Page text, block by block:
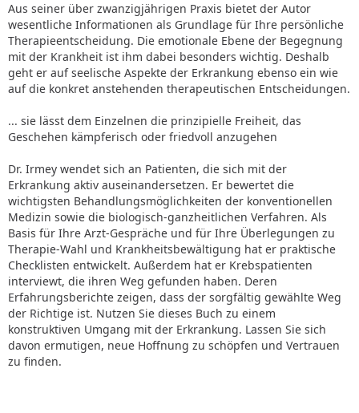
Aus seiner über zwanzigjährigen Praxis bietet der Autor
wesentliche Informationen als Grundlage für Ihre persönliche
Therapieentscheidung. Die emotionale Ebene der Begegnung
mit der Krankheit ist ihm dabei besonders wichtig. Deshalb
geht er auf seelische Aspekte der Erkrankung ebenso ein wie
auf die konkret anstehenden therapeutischen Entscheidungen.
... sie lässt dem Einzelnen die prinzipielle Freiheit, das
Geschehen kämpferisch oder friedvoll anzugehen
Dr. Irmey wendet sich an Patienten, die sich mit der
Erkrankung aktiv auseinandersetzen. Er bewertet die
wichtigsten Behandlungsmöglichkeiten der konventionellen
Medizin sowie die biologisch-ganzheitlichen Verfahren. Als
Basis für Ihre Arzt-Gespräche und für Ihre Überlegungen zu
Therapie-Wahl und Krankheitsbewältigung hat er praktische
Checklisten entwickelt. Außerdem hat er Krebspatienten
interviewt, die ihren Weg gefunden haben. Deren
Erfahrungsberichte zeigen, dass der sorgfältig gewählte Weg
der Richtige ist. Nutzen Sie dieses Buch zu einem
konstruktiven Umgang mit der Erkrankung. Lassen Sie sich
davon ermutigen, neue Hoffnung zu schöpfen und Vertrauen
zu finden.